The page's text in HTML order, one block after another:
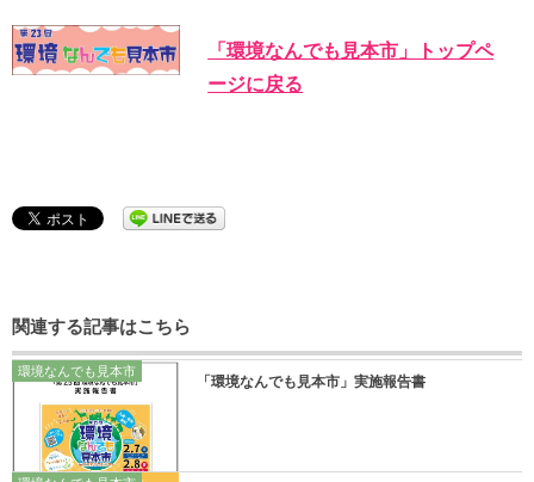
「環境なんでも見本市」トップペ
ージに戻る
関連する記事はこちら
環境なんでも見本市
「環境なんでも見本市」実施報告書